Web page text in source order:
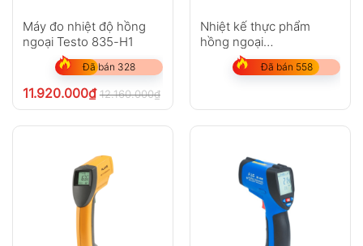
Máy đo nhiệt độ hồng
ngoại Testo 835-H1
Đã bán 328
11.920.000₫ 12.160.000₫
Nhiệt kế thực phẩm
hồng ngoại
Fluke FoodPro
Đã bán 558